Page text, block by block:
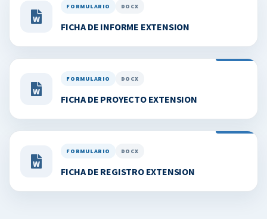
FORMULARIO DOCX
FICHA DE INFORME EXTENSION
FORMULARIO DOCX
FICHA DE PROYECTO EXTENSION
FORMULARIO DOCX
FICHA DE REGISTRO EXTENSION